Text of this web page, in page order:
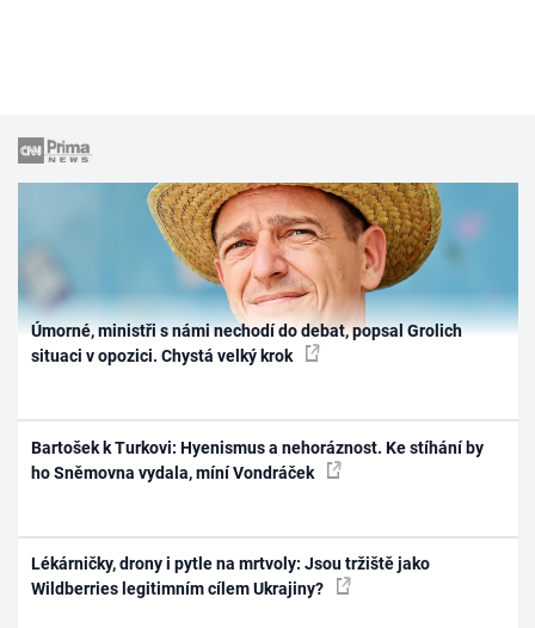
Úmorné, ministři s námi nechodí do debat, popsal Grolich
situaci v opozici. Chystá velký krok
Bartošek k Turkovi: Hyenismus a nehoráznost. Ke stíhání by
ho Sněmovna vydala, míní Vondráček
Lékárničky, drony i pytle na mrtvoly: Jsou tržiště jako
Wildberries legitimním cílem Ukrajiny?